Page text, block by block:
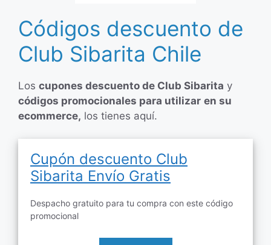
Códigos descuento de
Club Sibarita Chile
Los cupones descuento de Club Sibarita y
códigos promocionales para utilizar en su
ecommerce, los tienes aquí.
Cupón descuento Club
Sibarita Envío Gratis
Despacho gratuito para tu compra con este código
promocional